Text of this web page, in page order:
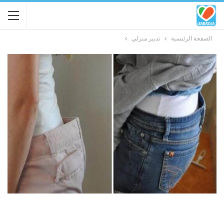
الصفحة الرئيسية تدبير منزلي